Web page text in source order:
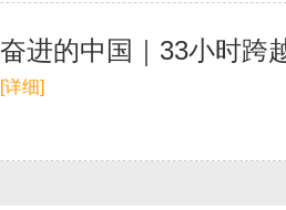
奋进的中国｜33小时跨
[详细]